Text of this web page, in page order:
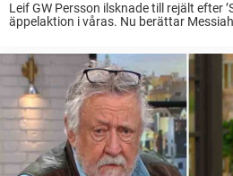
Leif GW Persson ilsknade till rejält efter
äppelaktion i våras. Nu berättar